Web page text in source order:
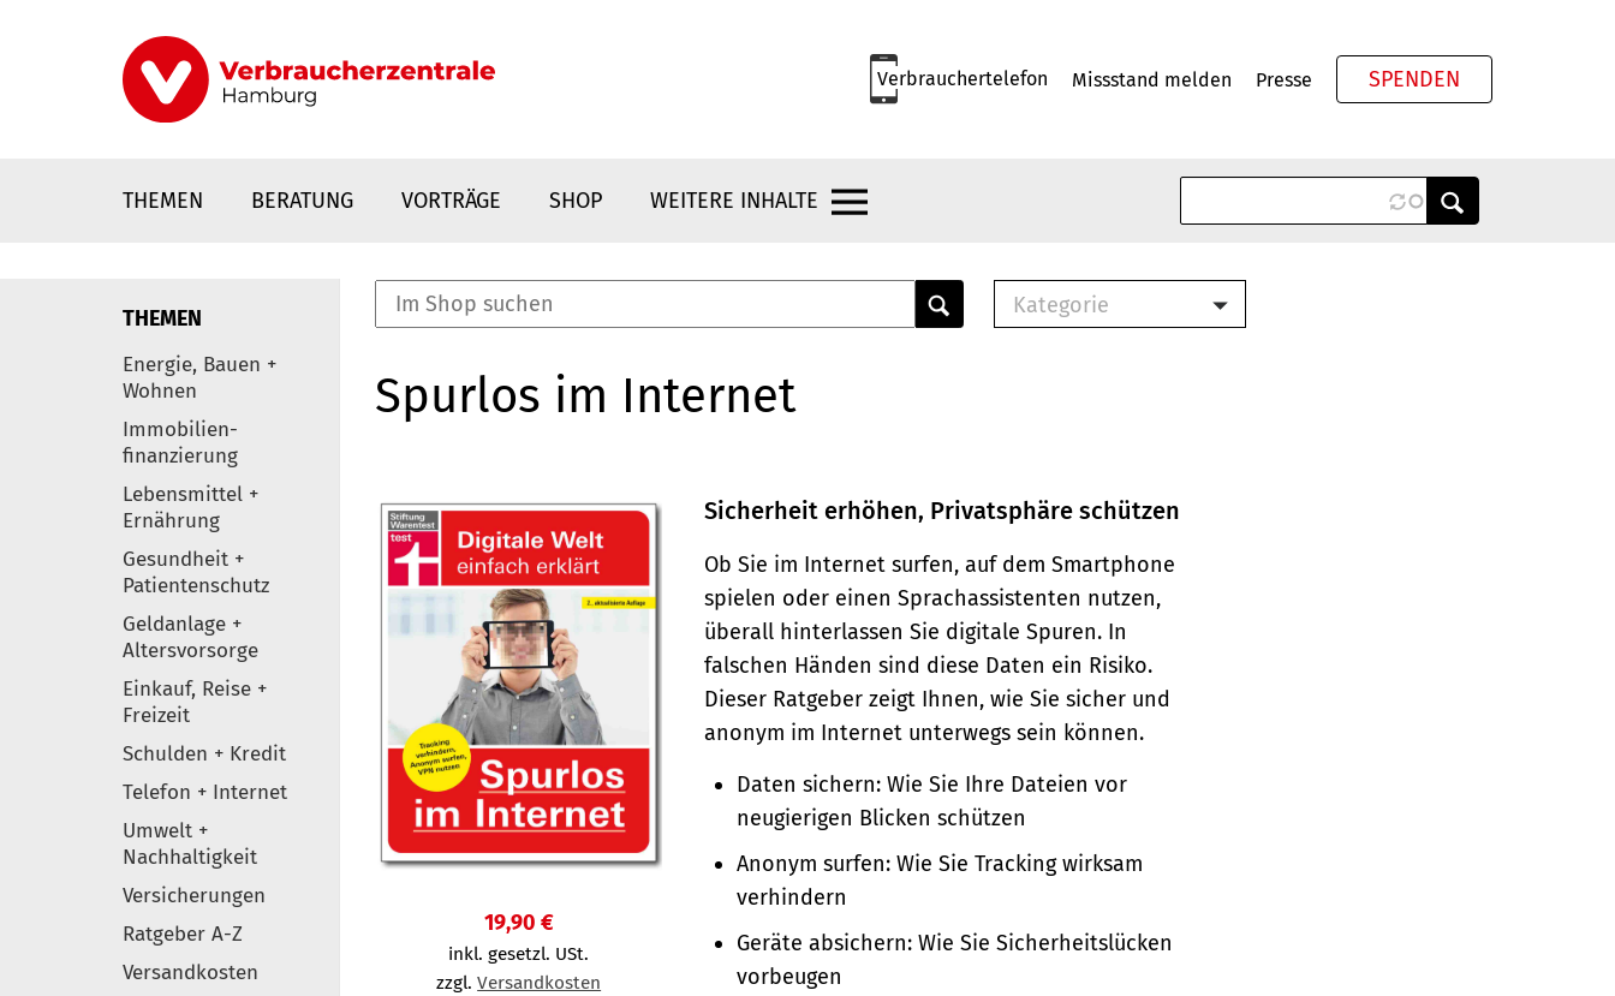
Verbrauchertelefon Missstand melden Presse SPENDEN
THEMEN BERATUNG VORTRÄGE SHOP WEITERE INHALTE
Elemente
THEMEN
Energie, Bauen +
Wohnen
Immobilien-
finanzierung
Lebensmittel +
Ernährung
Gesundheit +
Patientenschutz
Geldanlage +
Altersvorsorge
Einkauf, Reise +
Freizeit
Schulden + Kredit
Telefon + Internet
Umwelt +
Nachhaltigkeit
Versicherungen
Ratgeber A-Z
Versandkosten
Kategorie
Buch
Spurlos im Internet
19,90 €
inkl. gesetzl. USt.
zzgl.Versandkosten
Sicherheit erhöhen, Privatsphäre schützen
Ob Sie im Internet surfen, auf dem Smartphone
spielen oder einen Sprachassistenten nutzen,
überall hinterlassen Sie digitale Spuren. In
falschen Händen sind diese Daten ein Risiko.
Dieser Ratgeber zeigt Ihnen, wie Sie sicher und
anonym im Internet unterwegs sein können.
Daten sichern: Wie Sie Ihre Dateien vor
neugierigen Blicken schützen
Anonym surfen: Wie Sie Tracking wirksam
verhindern
Geräte absichern: Wie Sie Sicherheitslücken
vorbeugen